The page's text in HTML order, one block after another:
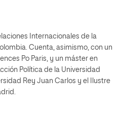
Internacionales de la
Cuenta, asimismo, con un
Po Paris, y un máster en
Política de la Universidad
Rey Juan Carlos y el Ilustre